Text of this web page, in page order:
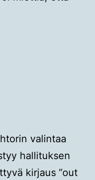
valintaa
hallituksen
kirjaus ”out